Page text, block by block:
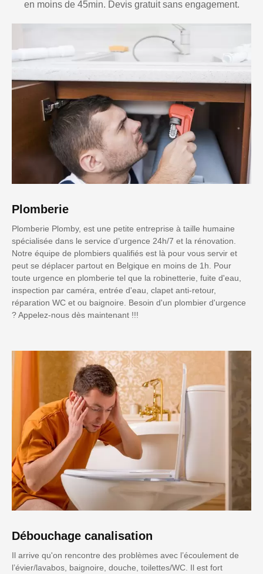
en moins de 45min. Devis gratuit sans engagement.
Plomberie
Plomberie Plomby, est une petite entreprise à taille humaine
spécialisée dans le service d’urgence 24h/7 et la rénovation.
Notre équipe de plombiers qualifiés est là pour vous servir et
peut se déplacer partout en Belgique en moins de 1h. Pour
toute urgence en plomberie tel que la robinetterie, fuite d'eau,
inspection par caméra, entrée d'eau, clapet anti-retour,
réparation WC et ou baignoire. Besoin d'un plombier d'urgence
? Appelez-nous dès maintenant !!!
Débouchage canalisation
Il arrive qu'on rencontre des problèmes avec l’écoulement de
l’évier/lavabos, baignoire, douche, toilettes/WC. Il est fort